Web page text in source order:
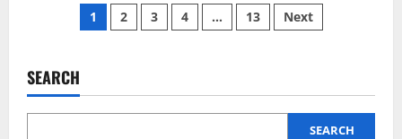
означає
ім’я
Яна:
глибина
Posts
1 2 3 4 … 13 Next
SEARCH
SEARCH